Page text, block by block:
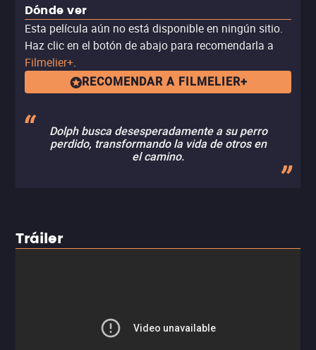
Dónde ver
Esta película aún no está disponible en ningún sitio.
Haz clic en el botón de abajo para recomendarla a
Filmelier+.
RECOMENDAR A FILMELIER+
Dolph busca desesperadamente a su perro
perdido, transformando la vida de otros en
el camino.
Tráiler